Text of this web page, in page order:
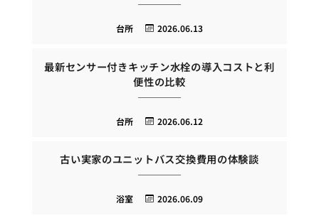
2026.06.13
台所
最新センサー付きキッチン水栓の導入コストと利
便性の比較
2026.06.12
台所
古い実家のユニットバス交換費用の体験談
2026.06.09
浴室